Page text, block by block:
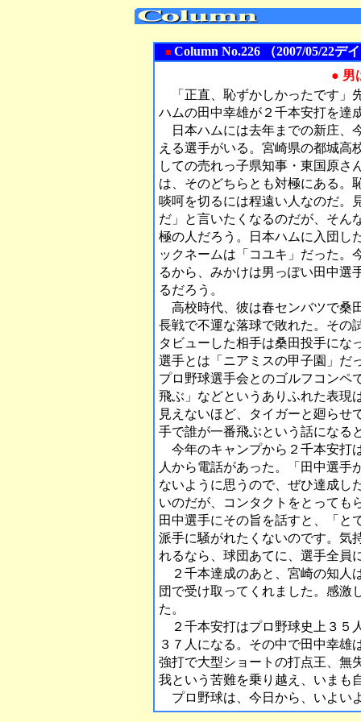
■ Column No.226 （2007/05/22デ
● 男
「正直、恥ずかしかったです」
ハムの田中幸雄が２千本安打を達
日本ハムには去年までの新庄、
える選手がいる。宮崎県の都城高
しての売れっ子県知事・東国原さ
は、そのどちらとも対極にある。
啖呵を切るには程遠い人なのだ。
だ」と言いたくなるのだが、そん
極の人だろう。日本ハムに入団し
ックネームは「コユキ」だった。
るから、みかけは男っぽい田中選
るだろう。
高校時代、彼は春センバツで桑
長戦で不運な落球で敗れた。その
タビューした相手は桑田投手にな
選手とは「ニアミスの甲子園」だ
プロ野球選手会とのゴルフコンペ
飛ぶ」などというありふれた表現
見えないほど、タイガーと廻らせ
手で誰が一番飛ぶという話になる
今年のキャンプから２千本安打
人から電話があった。「田中選手
ないように思うので、ぜひ達成し
いのだが、コンタクトをとっても
田中選手にその旨を話すと、「と
派手に騒がれたくないのです。気
れるなら、球団あてに、選手全員
２千本達成のあと、宮崎の知人
団で受け取ってくれました。感激
た。
２千本安打はプロ野球史上３５
３７人になる。その中で田中幸雄
強打で大型ショートの打点王、無
我という苦難を乗り越え、いまも
プロ野球は、今日から、いよい